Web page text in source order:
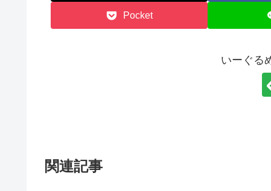
Pocket
いーぐる
関連記事